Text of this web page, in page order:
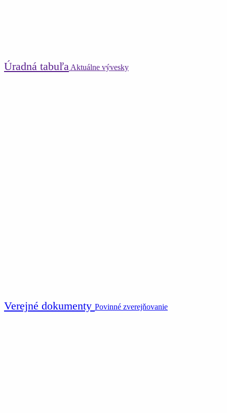
Úradná tabuľa Aktuálne vývesky
Verejné dokumenty Povinné zverejňovanie